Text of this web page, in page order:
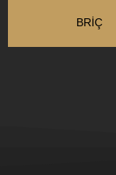
BRIÇ